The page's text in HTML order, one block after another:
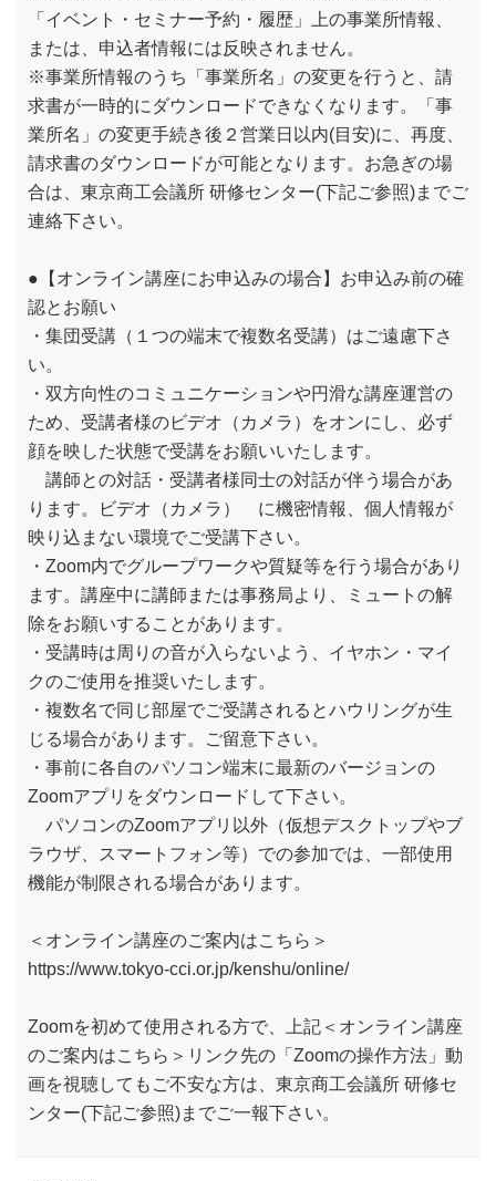
「イベント・セミナー予約・履歴」上の事業所情報、
または、申込者情報には反映されません。
※事業所情報のうち「事業所名」の変更を行うと、請
求書が一時的にダウンロードできなくなります。「事
業所名」の変更手続き後２営業日以内(目安)に、再度、
請求書のダウンロードが可能となります。お急ぎの場
合は、東京商工会議所 研修センター(下記ご参照)までご
連絡下さい。
●【オンライン講座にお申込みの場合】お申込み前の確
認とお願い
・集団受講（１つの端末で複数名受講）はご遠慮下さ
い。
・双方向性のコミュニケーションや円滑な講座運営の
ため、受講者様のビデオ（カメラ）をオンにし、必ず
顔を映した状態で受講をお願いいたします。
講師との対話・受講者様同士の対話が伴う場合があ
ります。ビデオ（カメラ） に機密情報、個人情報が
映り込まない環境でご受講下さい。
・Zoom内でグループワークや質疑等を行う場合があり
ます。講座中に講師または事務局より、ミュートの解
除をお願いすることがあります。
・受講時は周りの音が入らないよう、イヤホン・マイ
クのご使用を推奨いたします。
・複数名で同じ部屋でご受講されるとハウリングが生
じる場合があります。ご留意下さい。
・事前に各自のパソコン端末に最新のバージョンの
Zoomアプリをダウンロードして下さい。
パソコンのZoomアプリ以外（仮想デスクトップやブ
ラウザ、スマートフォン等）での参加では、一部使用
機能が制限される場合があります。
＜オンライン講座のご案内はこちら＞
https://www.tokyo-cci.or.jp/kenshu/online/
Zoomを初めて使用される方で、上記＜オンライン講座
のご案内はこちら＞リンク先の「Zoomの操作方法」動
画を視聴してもご不安な方は、東京商工会議所 研修セ
ンター(下記ご参照)までご一報下さい。